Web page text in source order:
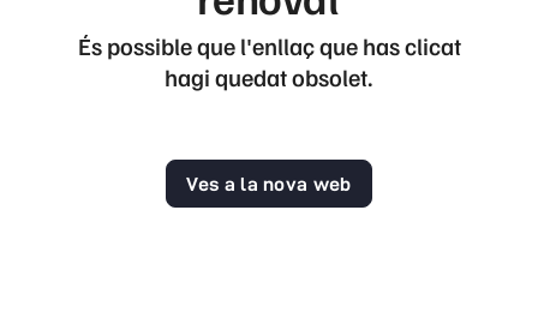
És possible que l'enllaç que has clicat
hagi quedat obsolet.
Ves a la nova web